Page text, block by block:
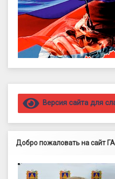
Правый сайдбар
Версия сайта для
Добро пожаловать на сайт